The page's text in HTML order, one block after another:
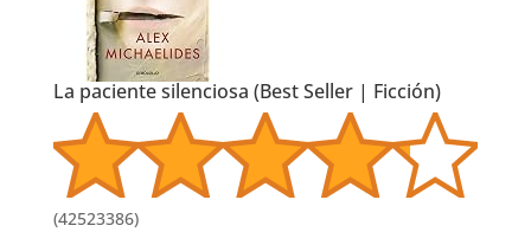
La paciente silenciosa (Best Seller | Ficción)
(42523386)